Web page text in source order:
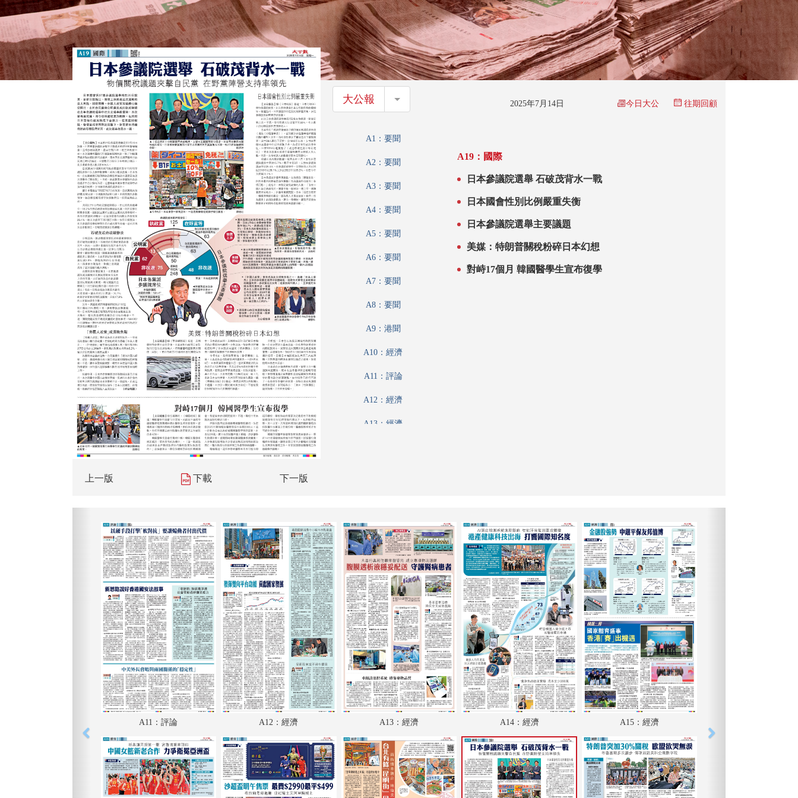
上一版 下載 下一版
大公報 大公報 2025年7月14日 今日大公 往期回顧
A1：要聞
A2：要聞
A3：要聞
A4：要聞
A5：要聞
A6：要聞
A7：要聞
A8：要聞
A9：港聞
A10：經濟
A11：評論
A12：經濟
A13：經濟
A18：兩岸
A19：國際
A20：國際
B1：副刊
B2：大公園
B3：小公園
B4：經濟
A19：國際
日本參議院選舉 石破茂背水一戰
日本國會性別比例嚴重失衡
日本參議院選舉主要議題
美媒：特朗普關稅粉碎日本幻想
對峙17個月 韓國醫學生宣布復學
A11：評論 A12：經濟 A13：經濟 A14：經濟 A15：經濟